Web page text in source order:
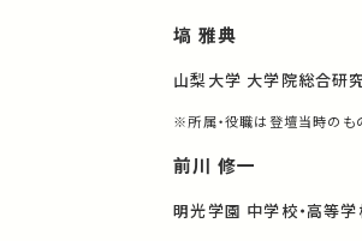
塙 雅典
山梨大学 大学院総合研
※所属・役職は登壇当時のも
前川 修一
明光学園 中学校・高等